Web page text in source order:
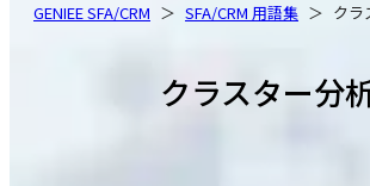
GENIEE SFA/CRM SFA/CRM 用語集 クラ
クラスター分